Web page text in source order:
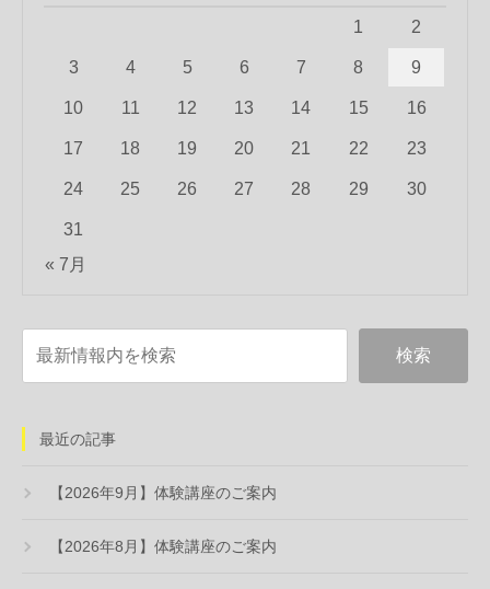
1 2
3 4 5 6 7 8 9
10 11 12 13 14 15 16
17 18 19 20 21 22 23
24 25 26 27 28 29 30
31
« 7月
最近の記事
【2026年9月】体験講座のご案内
【2026年8月】体験講座のご案内